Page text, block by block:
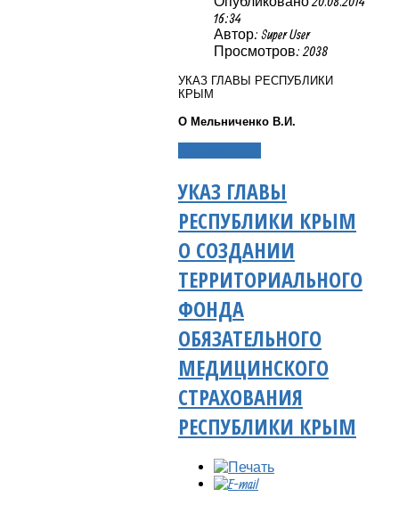
16:34
Автор: Super User
Просмотров: 2038
УКАЗ ГЛАВЫ РЕСПУБЛИКИ
КРЫМ
О Мельниченко В.И.
УКАЗ ГЛАВЫ
РЕСПУБЛИКИ КРЫМ
О СОЗДАНИИ
ТЕРРИТОРИАЛЬНОГО
ФОНДА
ОБЯЗАТЕЛЬНОГО
МЕДИЦИНСКОГО
СТРАХОВАНИЯ
РЕСПУБЛИКИ КРЫМ